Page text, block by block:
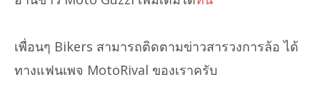
เพื่อนๆ Bikers สามารถติดตามข่าวสารวงการล้อ ได้
ทางแฟนเพจ MotoRival ของเราครับ